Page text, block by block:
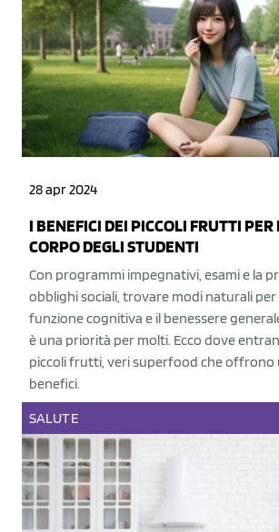
28 apr 2024
I BENEFICI DEI PICCOLI FRUTTI
CORPO DEGLI STUDENTI
Con programmi impegnativi, esami e la
obblighi sociali, trovare modi naturali
funzione cognitiva e il benessere
è una priorità per molti. Ecco dove
piccoli frutti, veri superfood che offrono
benefici.
SALUTE